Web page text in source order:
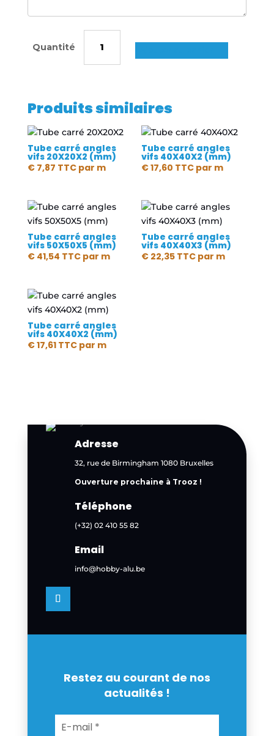
Tube
vifs
(mm)
Produits similaires
Tube carré angles
vifs 20X20X2 (mm)
€7,87 TTCpar m
Tube carré angles
vifs 40X40X2 (mm)
€17,60 TTC par m
Tube carré angles
vifs 50X50X5 (mm)
€41,54 TTCpar m
Tube carré angles
vifs 40X40X3 (mm)
€ 22,35 TTC par m
Tube carré angles
vifs 40X40X2 (mm)
€17,61 TTCpar m
Adresse
32, rue de Birmingham 1080 Bruxelles
Ouverture prochaine à Trooz !
Téléphone
(+32) 02 410 55 82
Email
info@hobby-alu.be
Restez au courant de nos
actualités !